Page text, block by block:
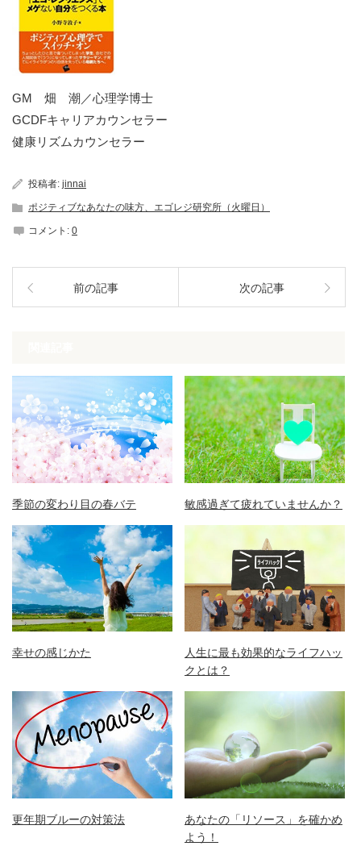
GM 畑 潮／心理学博士
GCDFキャリアカウンセラー
健康リズムカウンセラー
投稿者: jinnai
ポジティブなあなたの味方、エゴレジ研究所（火曜日）
コメント: 0
前の記事 次の記事
季節の変わり目の春バテ 敏感過ぎて疲れていませんか？
幸せの感じかた
人生に最も効果的なライフハッ
クとは？
更年期ブルーの対策法
あなたの「リソース」を確かめ
よう！